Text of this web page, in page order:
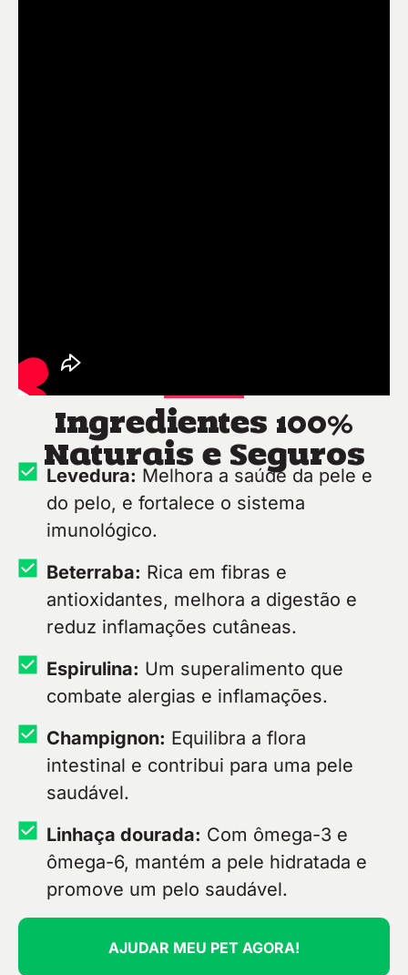
Ingredientes 100%
Naturais e Seguros
Levedura: Melhora a saúde da pele e
do pelo, e fortalece o sistema
imunológico.
Beterraba: Rica em fibras e
antioxidantes, melhora a digestão e
reduz inflamações cutâneas.
Espirulina: Um superalimento que
combate alergias e inflamações.
Champignon: Equilibra a flora
intestinal e contribui para uma pele
saudável.
Linhaça dourada: Com ômega-3 e
ômega-6, mantém a pele hidratada e
promove um pelo saudável.
AJUDAR MEU PET AGORA!